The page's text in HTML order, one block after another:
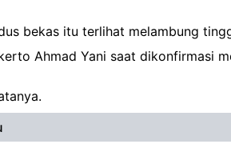
bekas itu terlihat melambung
Ahmad Yani saat